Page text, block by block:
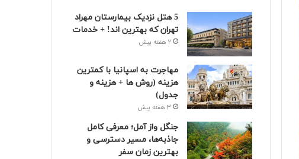
5 هتل نزدیک بیمارستان مهراد
تهران که بهترین‌ اند! + خدمات
2 هفته پیش
مهاجرت به اسپانیا با کمترین
هزینه (روش ها + هزینه و
جدول)
3 هفته پیش
جنگل واز آمل؛ معرفی کامل
جاذبه‌ها، مسیر دسترسی و
بهترین زمان سفر